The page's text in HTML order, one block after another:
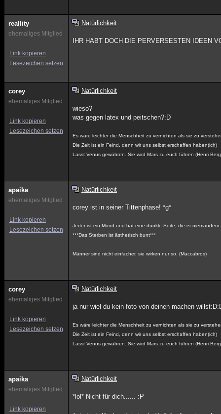
reallity
ehemaliges Mitglied
Link kopieren
Lesezeichen setzen
Natürlichkeit
IHR HABT DOCH DIE PERVERSESTEN IDEEN
corey
ehemaliges Mitglied
Link kopieren
Lesezeichen setzen
Natürlichkeit
wieso?
was gegen latex und peitschen?:D
Es wäre leichter die Menschheit zu vernichten als sie zu
Die Zeit ist ein Feind, denn wir uns selbst erschaffen haben(ich)
Lasst Venus gewähren. Sie wird Mars zu euch führen (Henri
apaika
ehemaliges Mitglied
Link kopieren
Lesezeichen setzen
Natürlichkeit
corey ist in seiner Tittenphase! *g*
Jeder ist ein Mond und hat eine dunkle Seite, die er niemandem
***Das Sterben ist ästhetisch bunt***
Männer sind nicht einfacher, sie wirken nur so. (Maccabros)
corey
ehemaliges Mitglied
Link kopieren
Lesezeichen setzen
Natürlichkeit
ja nur wiel du kein foto von deinen machen
Es wäre leichter die Menschheit zu vernichten als sie zu
Die Zeit ist ein Feind, denn wir uns selbst erschaffen haben(ich)
Lasst Venus gewähren. Sie wird Mars zu euch führen (Henri
apaika
ehemaliges Mitglied
Link kopieren
Natürlichkeit
*lol* Nicht für dich...... :P